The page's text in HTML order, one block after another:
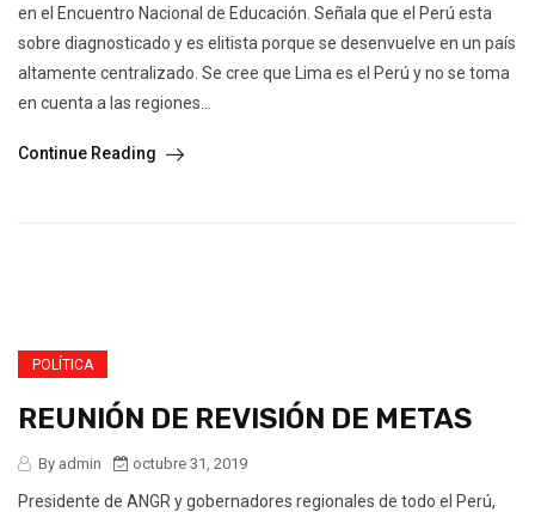
en el Encuentro Nacional de Educación. Señala que el Perú esta
sobre diagnosticado y es elitista porque se desenvuelve en un país
altamente centralizado. Se cree que Lima es el Perú y no se toma
en cuenta a las regiones...
Continue Reading
POLÍTICA
REUNIÓN DE REVISIÓN DE METAS
By admin octubre 31, 2019
Presidente de ANGR y gobernadores regionales de todo el Perú,